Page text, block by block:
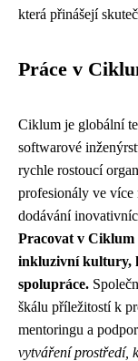
která přinášejí
Práce v
Ciklum je globální
softwarové
rychle rostoucí
profesionály ve více
dodávání
Pracovat v Ciklum
inkluzivní kultury,
spolupráce.
škálu příležitostí k
mentoringu a
vytváření prostředí,